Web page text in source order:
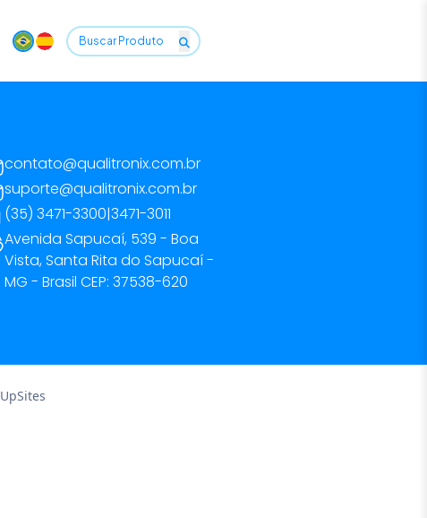
contato@qualitronix.com.br
suporte@qualitronix.com.br
(35) 3471-3300|3471-3011
Avenida Sapucaí, 539 - Boa
Vista, Santa Rita do Sapucaí -
MG - Brasil CEP: 37538-620
UpSites